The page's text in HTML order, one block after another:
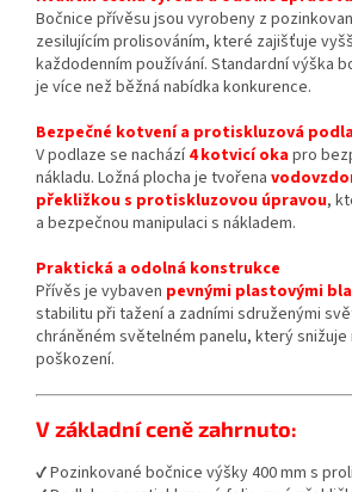
Bočnice přívěsu jsou vyrobeny z
zesilujícím prolisováním, které zajišťuje
každodenním používání. Standardní výška
je více než běžná nabídka konkurence.
Bezpečné kotvení a protiskluzová
V podlaze se nachází4 kotvicí okapro
nákladu. Ložná plocha je tvořena
překližkou s protiskluzovou úpravou,
a bezpečnou manipulaci s nákladem.
Praktická a odolná konstrukce
Přívěs je vybaven pevnými plastovými
stabilitu při tažení a zadními sdruženými
chráněném světelném panelu, který snižuje
poškození.
V základní ceně zahrnuto:
✔ Pozinkované bočnice výšky 400 mm s